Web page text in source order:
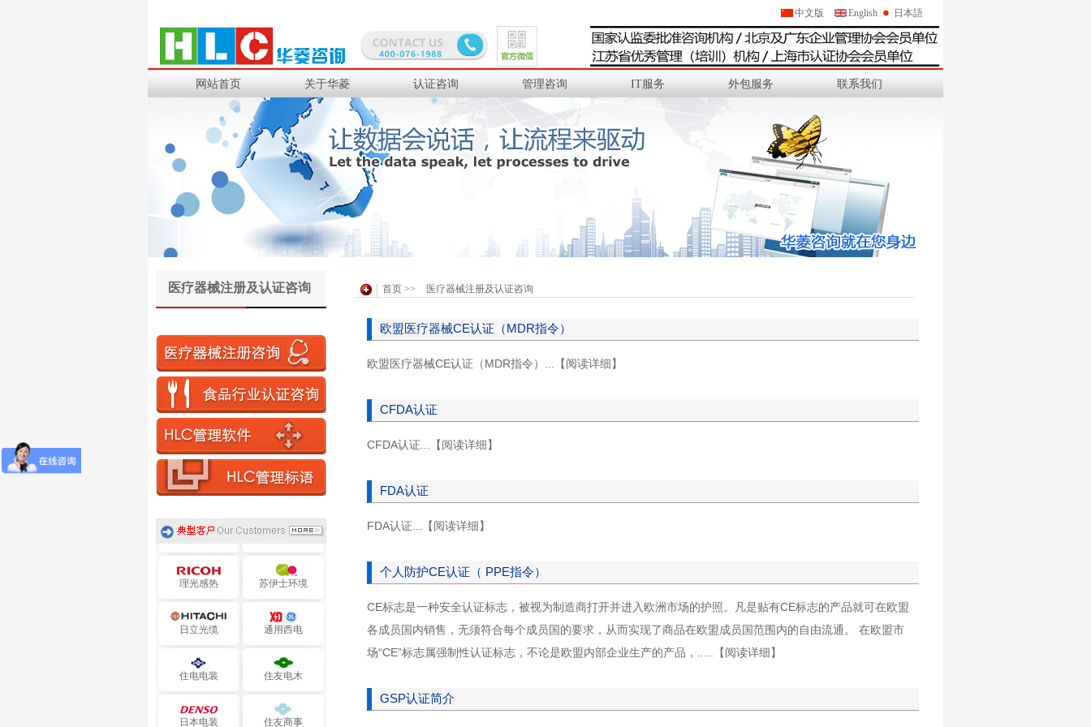
中文版 English 日本語
网站首页 关于华菱 认证咨询 管理咨询 IT服务 外包服务 联系我们
医疗器械注册及认证咨询
500强企业列表
小米汽车
吉利汽车 一汽集团
上汽通用汽车 上海大众
VOLVO汽车
爱信车身零部件
中国兵器集团 宝钢工程
中钢集团 沙钢集团
道达尔工业橡胶 日铁金属
PPG研发 中化国际聚酯
华润燃气 三菱集团
理光感热 苏伊士环境
日立光缆 通用西电
住电电装 住友电木
日本电装 住友商事
首页>> 医疗器械注册及认证咨询
欧盟医疗器械CE认证（MDR指令）
欧盟医疗器械CE认证（MDR指令）...【阅读详细】
CFDA认证
CFDA认证...【阅读详细】
FDA认证
FDA认证...【阅读详细】
个人防护CE认证（ PPE指令）
CE标志是一种安全认证标志，被视为制造商打开并进入欧洲市场的护照。凡是贴有CE标志的产品就可在欧盟
各成员国内销售，无须符合每个成员国的要求，从而实现了商品在欧盟成员国范围内的自由流通。 在欧盟市
场“CE”标志属强制性认证标志，不论是欧盟内部企业生产的产品，.....【阅读详细】
GSP认证简介